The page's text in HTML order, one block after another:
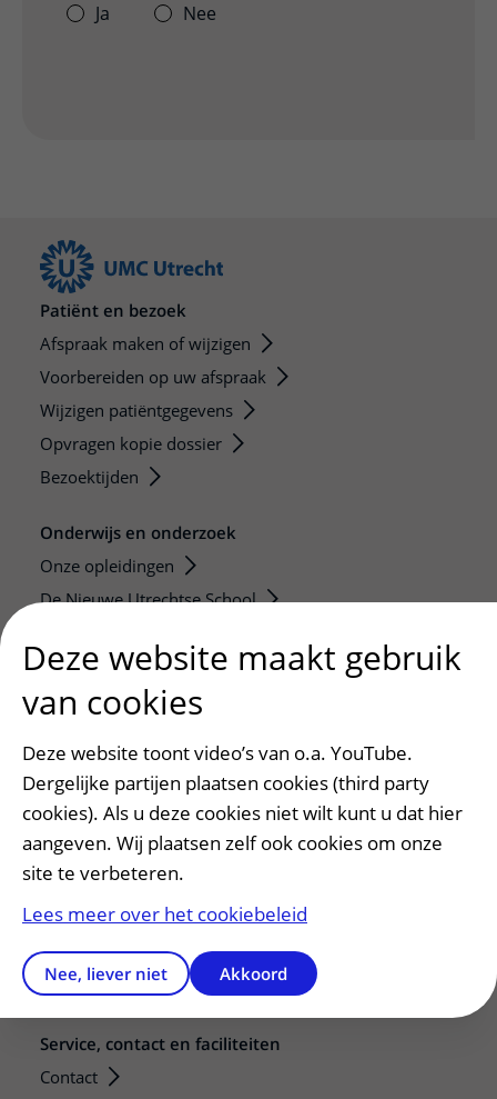
Ja
Nee
Patiënt en bezoek
Afspraak maken of wijzigen
Voorbereiden op uw afspraak
Wijzigen patiëntgegevens
Opvragen kopie dossier
Bezoektijden
Onderwijs en onderzoek
Onze opleidingen
De Nieuwe Utrechtse School
Research
Strategic programs
Researchers
Research technologies
Verwijzers
Teleconsult aanvragen
Diagnostiek aanvragen
Zorgverlenersportaal
Service, contact en faciliteiten
Contact
Deze website maakt gebruik
van cookies
Deze website toont video’s van o.a. YouTube.
Dergelijke partijen plaatsen cookies (third party
cookies). Als u deze cookies niet wilt kunt u dat hier
aangeven. Wij plaatsen zelf ook cookies om onze
site te verbeteren.
Lees meer over het cookiebeleid
Nee, liever niet Akkoord